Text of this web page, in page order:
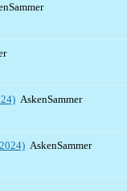
AskenSammer
AskenSammer